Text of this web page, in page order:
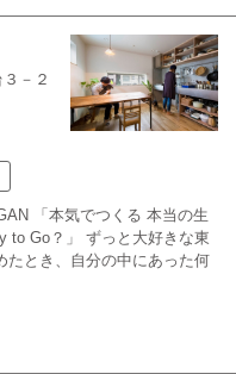
－２
「本気でつくる 本当の生
to Go？」 ずっと大好きな東
たとき、自分の中にあった何